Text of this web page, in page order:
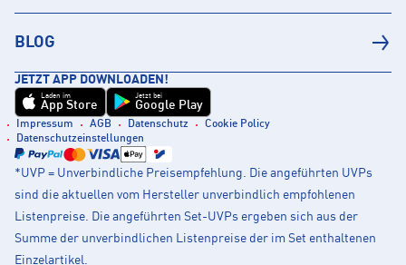
BLOG
JETZT APP DOWNLOADEN!
Laden im
App Store
Jetzt bei
Google Play
Impressum AGB Datenschutz
Cookie Policy
Datenschutzeinstellungen
*UVP = Unverbindliche Preisempfehlung. Die angeführten UVPs
sind die aktuellen vom Hersteller unverbindlich empfohlenen
Listenpreise. Die angeführten Set-UVPs ergeben sich aus der
Summe der unverbindlichen Listenpreise der im Set enthaltenen
Einzelartikel.